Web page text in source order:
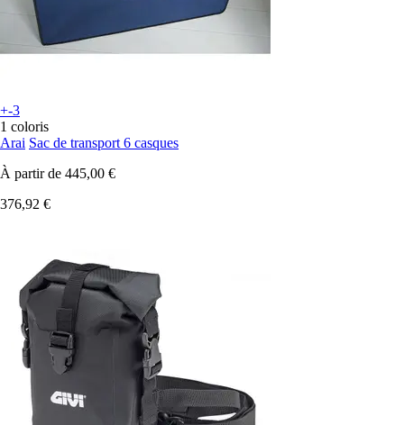
+-3
1 coloris
Arai Sac de transport 6 casques
À partir de 445,00 €
376,92 €